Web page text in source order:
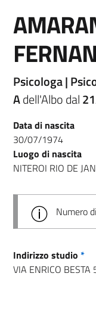
Psicologa |
Adell'Albo dal
Data di nascita
30/07/1974
Luogo di nascita
NITEROI RIO DE
Numero
Indirizzo studio *
VIA ENRICO BESTA